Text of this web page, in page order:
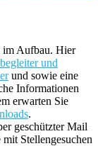
im Aufbau. Hier
und
und sowie eine
Informationen
erwarten Sie
.
geschützter Mail
Stellengesuchen